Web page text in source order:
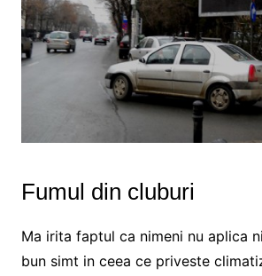
Fumul din cluburi
Ma irita faptul ca nimeni nu aplica
bun simt in ceea ce priveste